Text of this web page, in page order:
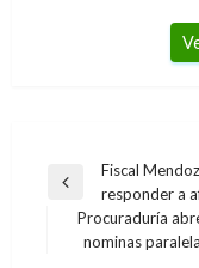
Navegación
entradas
Entrada
anterior
Fiscal
responder a
Entrada
Procuraduría
nominas